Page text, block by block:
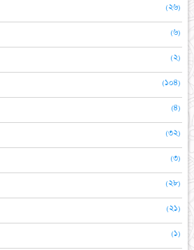
(২৬)
(৬)
(২)
(১০৪)
(৪)
(৩২)
(৩)
(২৮)
(২১)
(১)